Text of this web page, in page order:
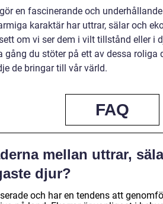
en fascinerande och
karaktär har uttrar, sälar och
om vi ser dem i vilt tillstånd eller i
gång du stöter på ett av dessa
de bringar till vår värld.
FAQ
mellan uttrar,
djur?
och har en tendens att